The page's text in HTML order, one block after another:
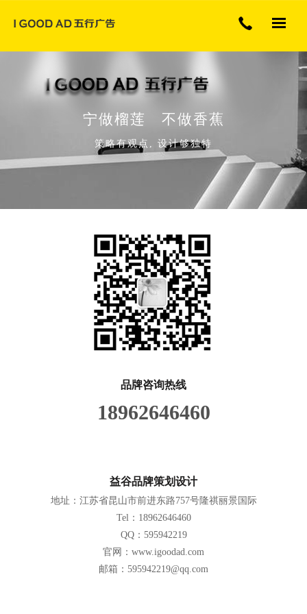
宁做榴莲 不做香蕉
策略有观点, 设计够独特
品牌咨询热线
18962646460
益谷品牌策划设计
地址：江苏省昆山市前进东路757号隆祺丽景国际
Tel：18962646460
QQ：595942219
官网：www.igoodad.com
邮箱：595942219@qq.com